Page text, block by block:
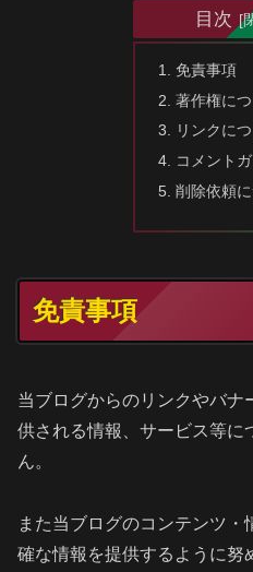
目次
免責事項
著作権に
リンクに
コメント
削除依頼
免責事項
当ブログからのリンクやバナ
供される情報、サービス等に
ん。
また当ブログのコンテンツ
確な情報を提供するように努